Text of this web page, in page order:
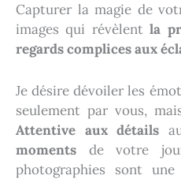
Capturer la magie de
images qui révèlentla
regards complices aux
Je désire dévoiler les
seulement par vous,
Attentive aux détails
moments de votre
photographies sont